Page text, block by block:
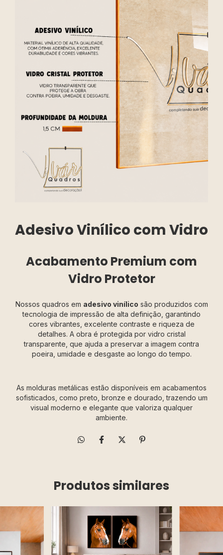
Adesivo Vinílico com Vidro
Acabamento Premium com
Vidro Protetor
Nossos quadros em adesivo vinílico são produzidos com
tecnologia de impressão de alta definição, garantindo
cores vibrantes, excelente contraste e riqueza de
detalhes. A obra é protegida por vidro cristal
transparente, que ajuda a preservar a imagem contra
poeira, umidade e desgaste ao longo do tempo.
As molduras metálicas estão disponíveis em acabamentos
sofisticados, como preto, bronze e dourado, trazendo um
visual moderno e elegante que valoriza qualquer
ambiente.
Produtos similares